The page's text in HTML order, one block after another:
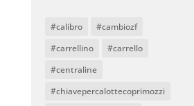
#calibro
#cambiozf
#carrellino
#carrello
#centraline
#chiavepercalottecoprimozzi